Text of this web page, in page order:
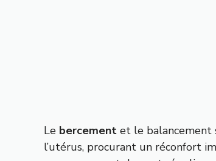
Le bercement et le balancement
l’utérus, procurant un réconfort